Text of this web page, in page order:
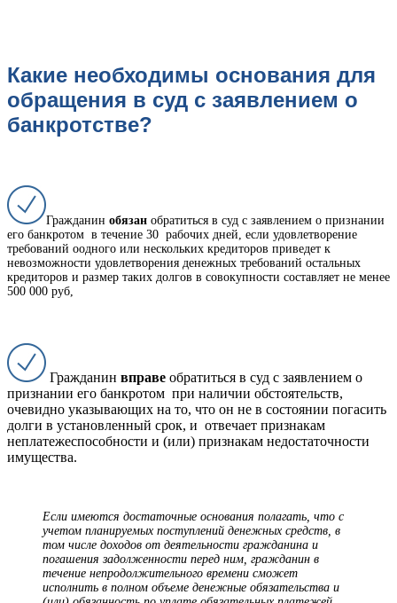
Какие необходимы основания для
обращения в суд с заявлением о
банкротстве?
Гражданин обязан обратиться в суд с заявлением о признании
его банкротом в течение 30 рабочих дней, если удовлетворение
требований оодного или нескольких кредиторов приведет к
невозможности удовлетворения денежных требований остальных
кредиторов и размер таких долгов в совокупности составляет не менее
500 000 руб,
Гражданин вправе обратиться в суд с заявлением о
признании его банкротом при наличии обстоятельств,
очевидно указывающих на то, что он не в состоянии погасить
долги в установленный срок, и отвечает признакам
неплатежеспособности и (или) признакам недостаточности
имущества.
Если имеются достаточные основания полагать, что с
учетом планируемых поступлений денежных средств, в
том числе доходов от деятельности гражданина и
погашения задолженности перед ним, гражданин в
течение непродолжительного времени сможет
исполнить в полном объеме денежные обязательства и